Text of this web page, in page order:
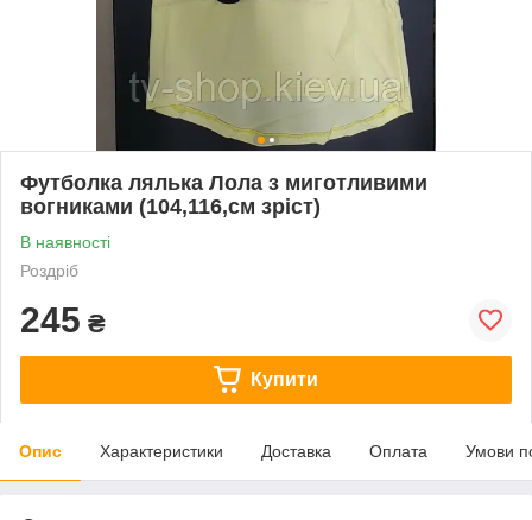
Футболка лялька Лола з миготливими
вогниками (104,116,см зріст)
В наявності
Роздріб
245 ₴
Купити
Опис Характеристики Доставка Оплата Умови